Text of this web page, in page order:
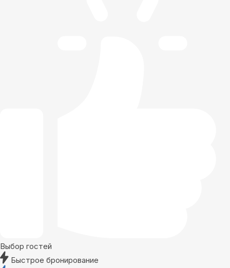
Выбор гостей
Быстрое бронирование